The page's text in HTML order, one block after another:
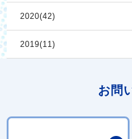
2020(42)
2019(11)
お問